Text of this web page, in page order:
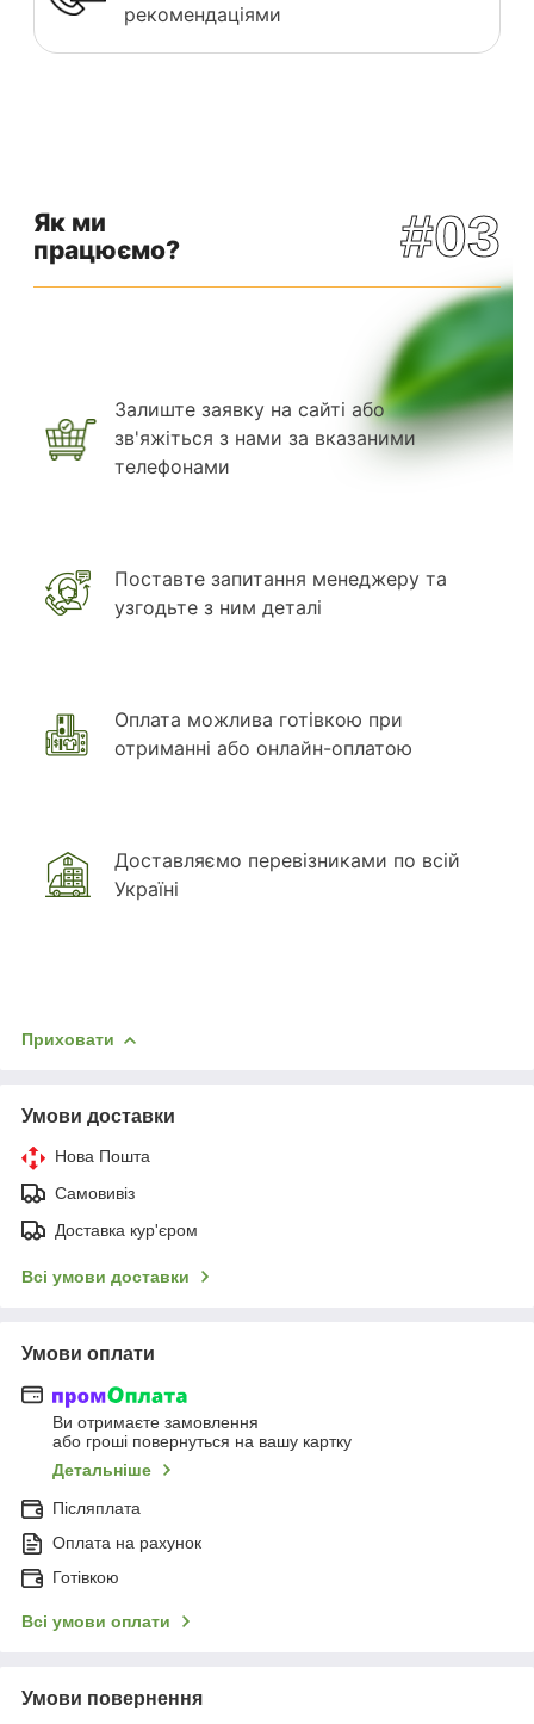
рекомендаціями
Як ми
працюємо?
#03
Залиште заявку на сайті або
зв'яжіться з нами за вказаними
телефонами
Поставте запитання менеджеру та
узгодьте з ним деталі
Оплата можлива готівкою при
отриманні або онлайн-оплатою
Доставляємо перевізниками по всій
Україні
Приховати
Умови доставки
Нова Пошта
Самовивіз
Доставка кур'єром
Всі умови доставки
Умови оплати
Ви отримаєте замовлення
або гроші повернуться на вашу картку
Детальніше
Післяплата
Оплата на рахунок
Готівкою
Всі умови оплати
Умови повернення